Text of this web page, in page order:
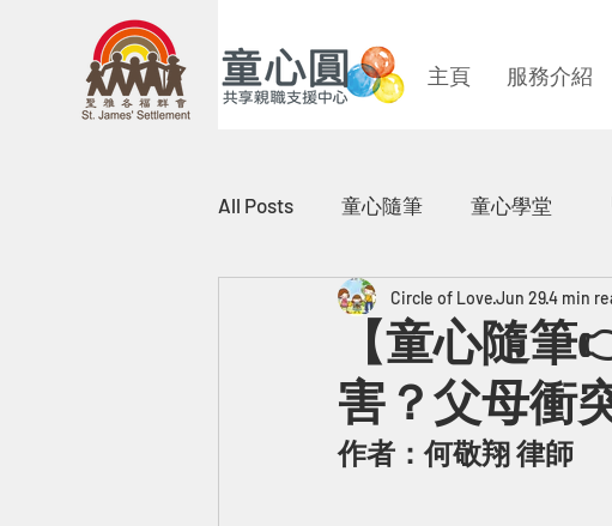
主頁 服務介紹
All Posts 童心隨筆 童心學堂
「共享親職」圖文創作比賽 童心
家事法律小知識 童心短片 童
【童心隨
害？父母衝
Circle of LoveJun 294 min
作者：何敬翔 律師